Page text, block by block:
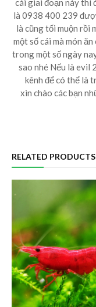
cái giai đoạn này thì
là 0938 400 239
là cũng tối muộn rồi
một số cái mà món
trong một số ngày
sao nhé Nếu là evil
kênh để có thể là
xin chào các bạn
RELATED PRODUCTS